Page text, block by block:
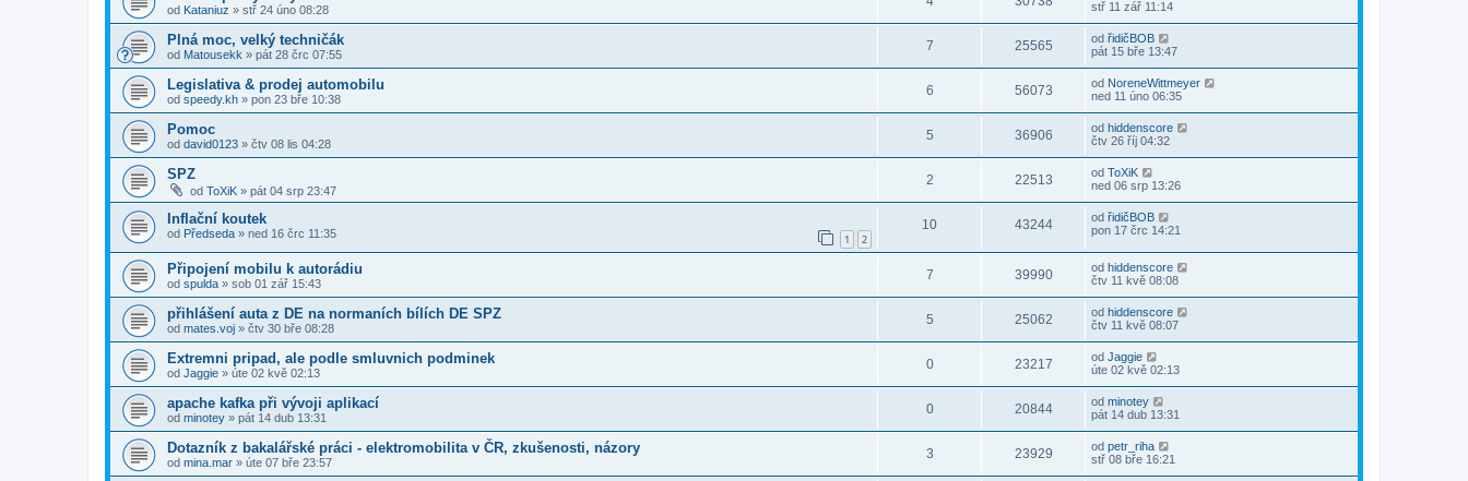
od Kataniuz » stř 24 úno 08:28
stř 11 zář 11:14
Plná moc, velký techničák
od Matousekk » pát 28 črc 07:55
7 25565 od řidičBOB
pát 15 bře 13:47
Legislativa & prodej automobilu
od speedy.kh » pon 23 bře 10:38
6 56073 od NoreneWittmeyer
ned 11 úno 06:35
Pomoc
od david0123 » čtv 08 lis 04:28
5 36906 od hiddenscore
čtv 26 říj 04:32
SPZ
od ToXiK » pát 04 srp 23:47
2 22513 od ToXiK
ned 06 srp 13:26
Inflační koutek
od Předseda » ned 16 črc 11:35 1 2
10 43244 od řidičBOB
pon 17 črc 14:21
Připojení mobilu k autorádiu
od spulda » sob 01 zář 15:43
7 39990 od hiddenscore
čtv 11 kvě 08:08
přihlášení auta z DE na normaních bílích DE SPZ
od mates.voj » čtv 30 bře 08:28
5 25062 od hiddenscore
čtv 11 kvě 08:07
Extremni pripad, ale podle smluvnich podminek
od Jaggie » úte 02 kvě 02:13
0 23217 od Jaggie
úte 02 kvě 02:13
apache kafka při vývoji aplikací
od minotey » pát 14 dub 13:31
0 20844 od minotey
pát 14 dub 13:31
Dotazník z bakalářské práci - elektromobilita v ČR, zkušenosti, názory
od mina.mar » úte 07 bře 23:57
3 23929 od petr_riha
stř 08 bře 16:21